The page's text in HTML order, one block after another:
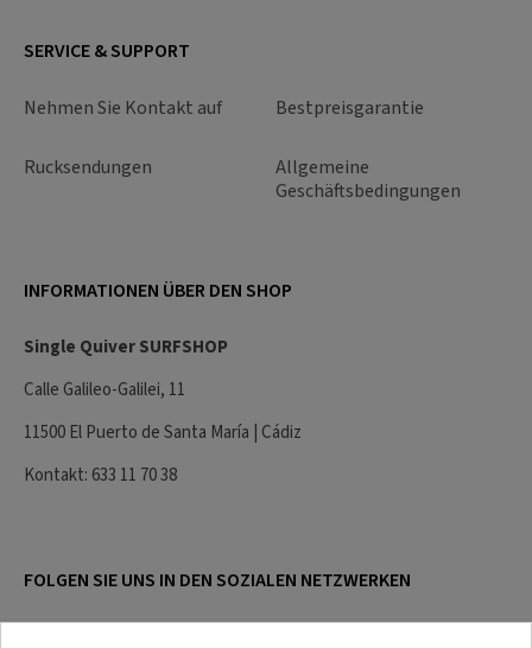
SERVICE & SUPPORT
Nehmen Sie Kontakt auf
Rucksendungen
Bestpreisgarantie
Allgemeine
Geschäftsbedingungen
INFORMATIONEN ÜBER DEN SHOP
Single Quiver SURFSHOP
Calle Galileo-Galilei, 11
11500 El Puerto de Santa María | Cádiz
Kontakt: 633 11 70 38
FOLGEN SIE UNS IN DEN SOZIALEN NETZWERKEN